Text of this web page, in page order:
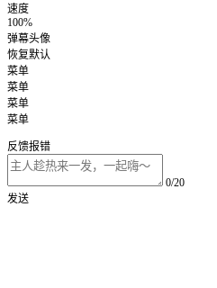
速度
100%
弹幕头像
恢复默认
菜单
菜单
菜单
菜单
反馈报错
0/20
发送